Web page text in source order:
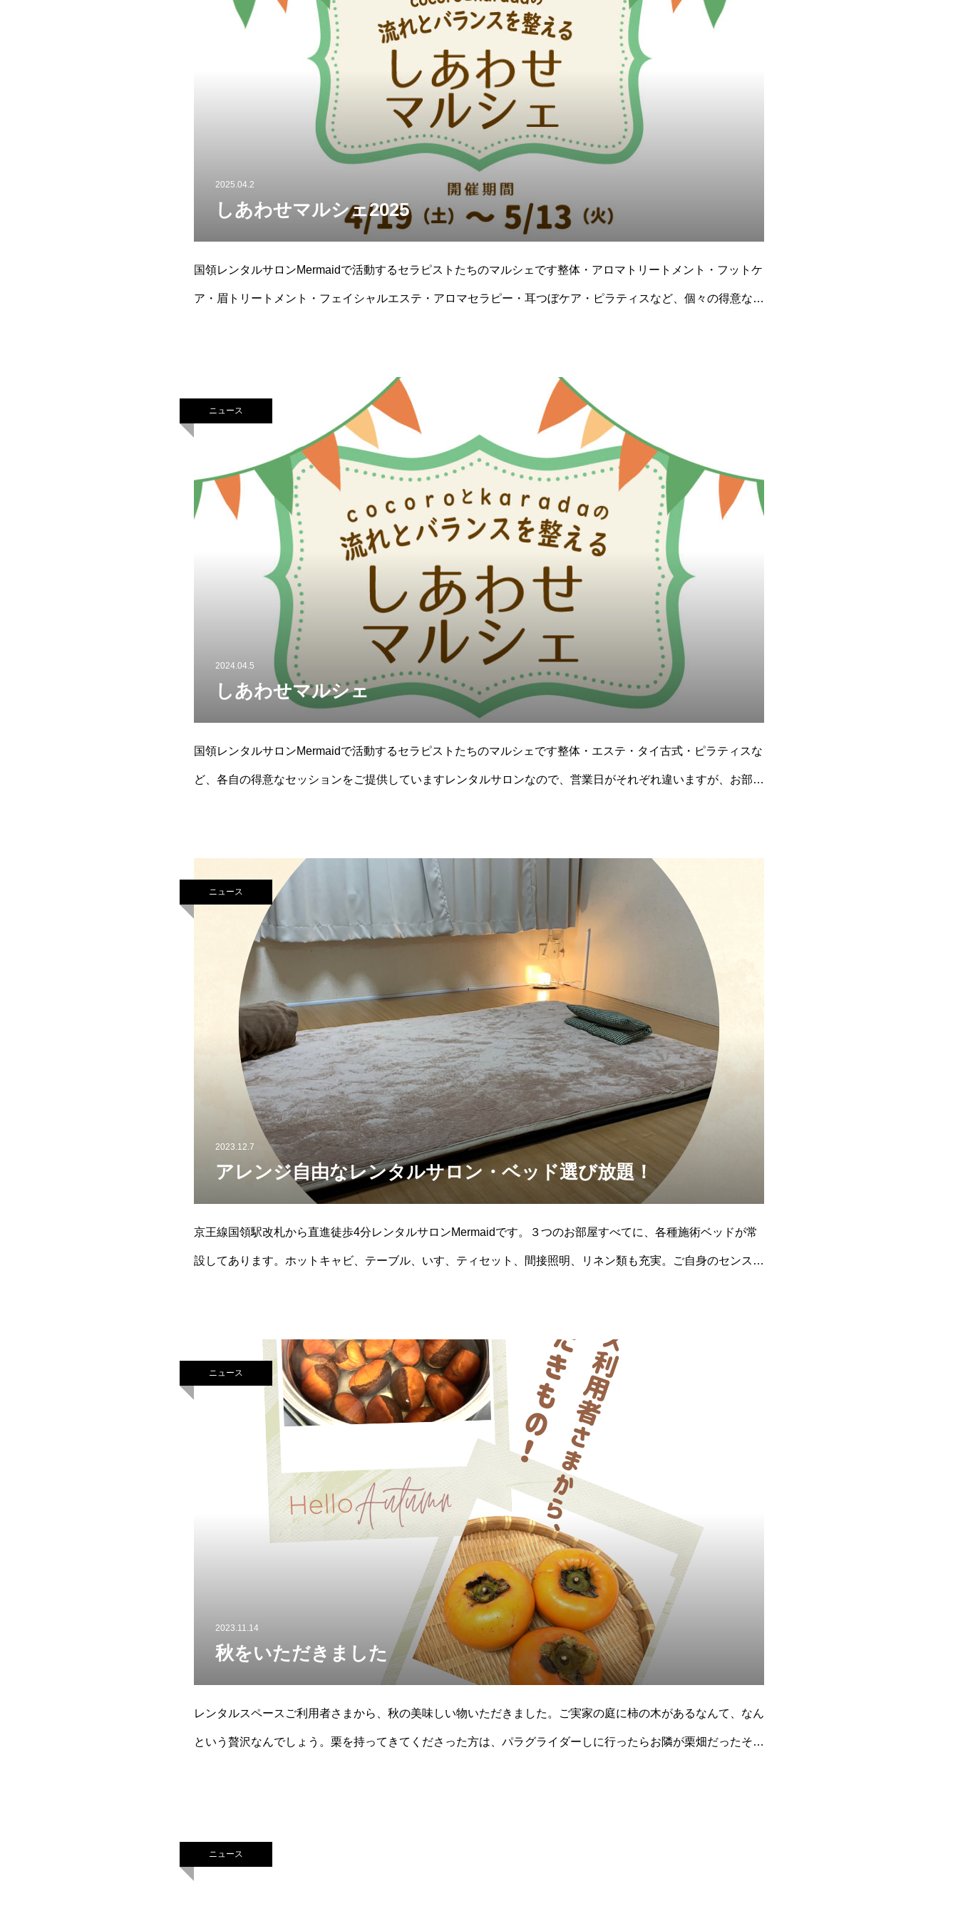
2025.04.2
しあわせマルシェ2025
国領レンタルサロンMermaidで活動するセラピストたちのマルシェです整体・アロマトリートメント・フットケ
ア・眉トリートメント・フェイシャルエステ・アロマセラピー・耳つぼケア・ピラティスなど、個々の得意なセ
ニュース
2024.04.5
しあわせマルシェ
国領レンタルサロンMermaidで活動するセラピストたちのマルシェです整体・エステ・タイ古式・ピラティスな
ど、各自の得意なセッションをご提供していますレンタルサロンなので、営業日がそれぞれ違いますが、お部屋
ニュース
2023.12.7
アレンジ自由なレンタルサロン・ベッド選び放題！
京王線国領駅改札から直進徒歩4分レンタルサロンMermaidです。３つのお部屋すべてに、各種施術ベッドが常
設してあります。ホットキャビ、テーブル、いす、ティセット、間接照明、リネン類も充実。ご自身のセンスで
ニュース
2023.11.14
秋をいただきました
レンタルスペースご利用者さまから、秋の美味しい物いただきました。ご実家の庭に柿の木があるなんて、なん
という贅沢なんでしょう。栗を持ってきてくださった方は、パラグライダーしに行ったらお隣が栗畑だったそう
ニュース